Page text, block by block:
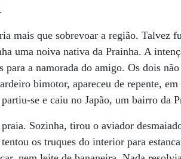
mais que sobrevoar a região. Talvez
uma noiva nativa da Prainha. A
a namorada do amigo. Os dois
bimotor, apareceu de repente,
se e caiu no Japão, um bairro da
Sozinha, tirou o aviador
os truques do interior para